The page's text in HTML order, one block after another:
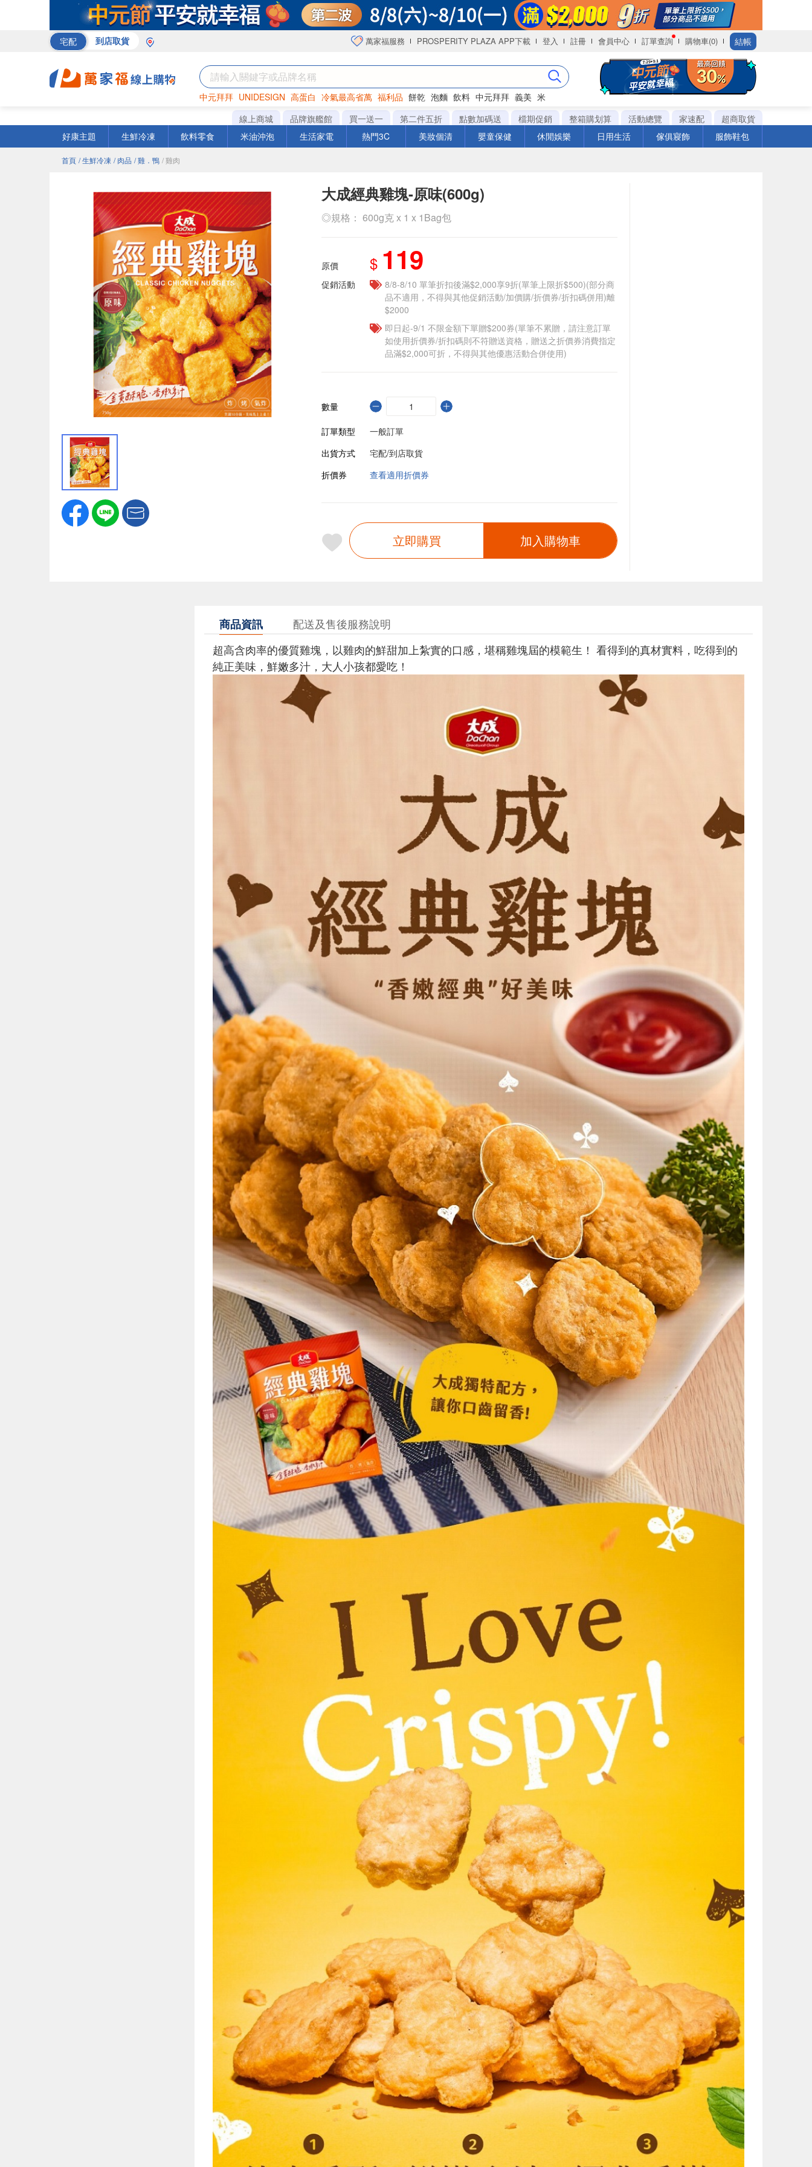
宅配 到店取貨 萬家福服務 PROSPERITY PLAZA APP下載 登入 註冊 會員中心 訂單查詢 購物車(0) 結帳
中元拜拜 UNIDESIGN 高蛋白 冷氣最高省萬 福利品 餅乾 泡麵 飲料 中元拜拜 義美 米
罐頭 咖啡 海苔
線上商城 品牌旗艦館 買一送一 第二件五折 點數加碼送 檔期促銷 整箱購划算 活動總覽 家速配
超商取貨
好康主題
生鮮冷凍 飲料零食 米油沖泡 生活家電 熱門3C 美妝個清 嬰童保健 休閒娛樂 日用生活 傢俱寢飾 服飾鞋包
首頁 / 生鮮冷凍 / 肉品 / 雞．鴨 / 雞肉
大成經典雞塊-原味(600g)
◎規格： 600g克 x 1 x 1Bag包
原價 $ 119
促銷活動
8/8-8/10 單筆折扣後滿$2,000享9折(單筆上限折$500)(部分商
品不適用，不得與其他促銷活動/加價購/折價券/折扣碼併用)離
$2000
即日起-9/1 不限金額下單贈$200券(單筆不累贈，請注意訂單
如使用折價券/折扣碼則不符贈送資格，贈送之折價券消費指定
品滿$2,000可折，不得與其他優惠活動合併使用)
數量
訂單類型
一般訂單
出貨方式
宅配/到店取貨
折價券
查看適用折價券
立即購買 加入購物車
商品資訊
配送及售後服務說明
超高含肉率的優質雞塊，以雞肉的鮮甜加上紮實的口感，堪稱雞塊屆的模範生！ 看得到的真材實料，吃得到的
純正美味，鮮嫩多汁，大人小孩都愛吃！